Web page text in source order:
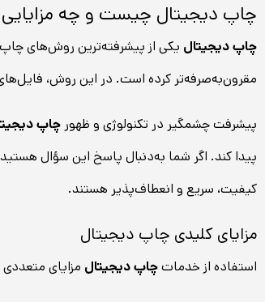
چاپ دیجیتال چیست و چه مزایایی
چاپ دیجیتال یکی از پیشرفته‌ترین روش‌های چاپ
مقرون‌به‌صرفه‌تر کرده است. در این روش،
پیشرفت چشمگیر در تکنولوژی و ظهور چاپ
پیدا کند. اگر شما به‌دنبال پاسخ این سؤال
کیفیت، سریع و انعطاف‌پذیر هستند.
مزایای کلیدی چاپ دیجیتال
استفاده از خدماتچاپ دیجیتال مزایای